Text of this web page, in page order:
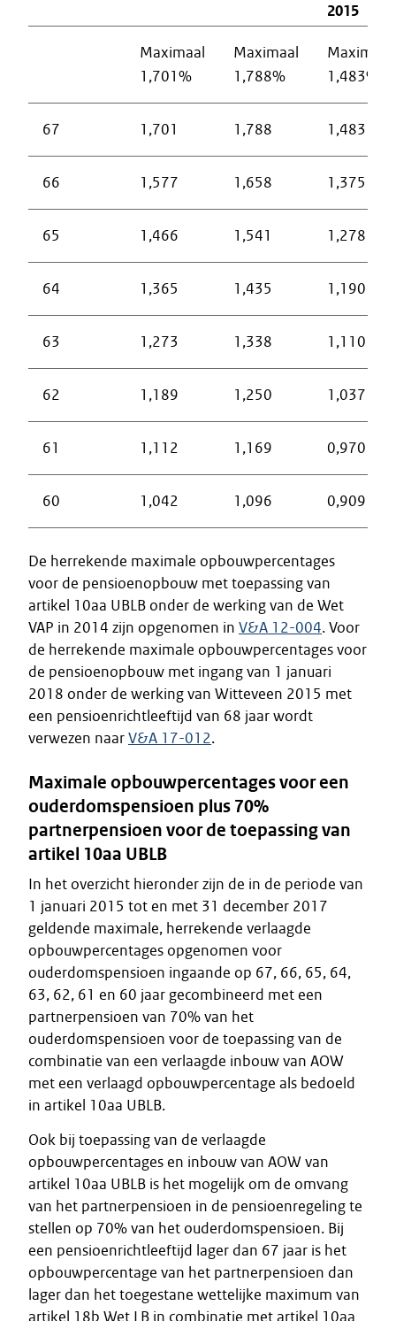
2015
Maximaal
1,701%
Maximaal
1,788%
Maximaal
1,483%
67 1,701 1,788 1,483
66 1,577 1,658 1,375
65 1,466 1,541 1,278
64 1,365 1,435 1,190
63 1,273 1,338 1,110
62 1,189 1,250 1,037
61 1,112 1,169 0,970
60 1,042 1,096 0,909
De herrekende maximale opbouwpercentages
voor de pensioenopbouw met toepassing van
artikel 10aa UBLB onder de werking van de Wet
VAP in 2014 zijn opgenomen in V&A 12-004. Voor
de herrekende maximale opbouwpercentages voor
de pensioenopbouw met ingang van 1 januari
2018 onder de werking van Witteveen 2015 met
een pensioenrichtleeftijd van 68 jaar wordt
verwezen naarV&A 17-012.
Maximale opbouwpercentages voor een
ouderdomspensioen plus 70%
partnerpensioen voor de toepassing van
artikel 10aa UBLB
In het overzicht hieronder zijn de in de periode van
1 januari 2015 tot en met 31 december 2017
geldende maximale, herrekende verlaagde
opbouwpercentages opgenomen voor
ouderdomspensioen ingaande op 67, 66, 65, 64,
63, 62, 61 en 60 jaar gecombineerd met een
partnerpensioen van 70% van het
ouderdomspensioen voor de toepassing van de
combinatie van een verlaagde inbouw van AOW
met een verlaagd opbouwpercentage als bedoeld
in artikel 10aa UBLB.
Ook bij toepassing van de verlaagde
opbouwpercentages en inbouw van AOW van
artikel 10aa UBLB is het mogelijk om de omvang
van het partnerpensioen in de pensioenregeling te
stellen op 70% van het ouderdomspensioen. Bij
een pensioenrichtleeftijd lager dan 67 jaar is het
opbouwpercentage van het partnerpensioen dan
lager dan het toegestane wettelijke maximum van
artikel 18b Wet LB in combinatie met artikel 10aa